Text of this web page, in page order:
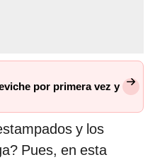
por primera vez y
y los
Pues, en esta